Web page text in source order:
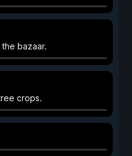
bazaar.
crops.